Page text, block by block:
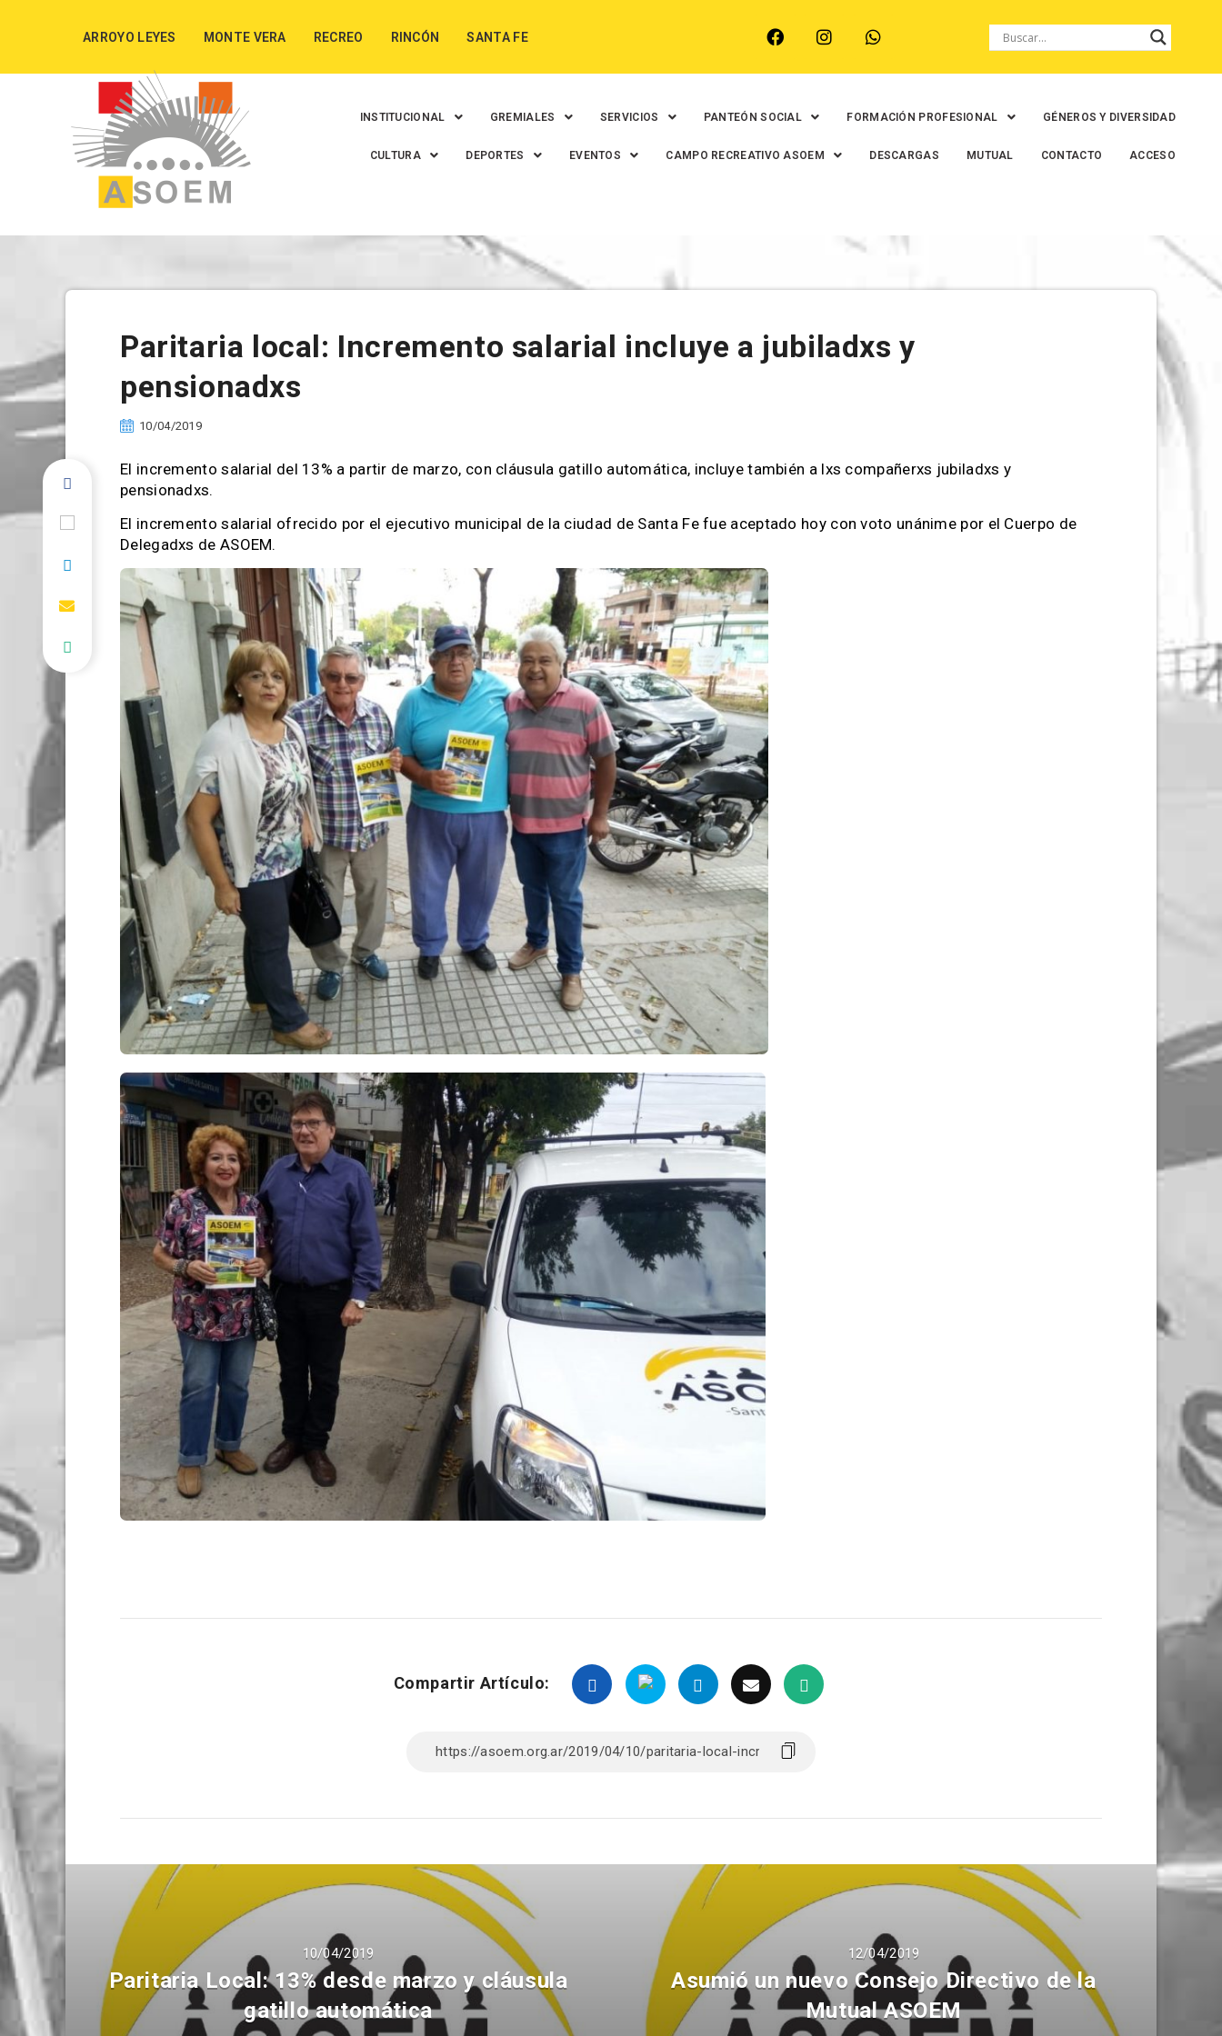
ARROYO LEYES MONTE VERA RECREO RINCÓN SANTA FE
INSTITUCIONAL GREMIALES SERVICIOS PANTEÓN SOCIAL FORMACIÓN PROFESIONAL GÉNEROS Y DIVERSIDAD
CULTURA DEPORTES EVENTOS CAMPO RECREATIVO ASOEM DESCARGAS MUTUAL CONTACTO ACCESO
Paritaria local: Incremento salarial incluye a jubiladxs y
pensionadxs
10/04/2019
El incremento salarial del 13% a partir de marzo, con cláusula gatillo automática, incluye también a lxs compañerxs jubiladxs y
pensionadxs.
El incremento salarial ofrecido por el ejecutivo municipal de la ciudad de Santa Fe fue aceptado hoy con voto unánime por el Cuerpo de
Delegadxs de ASOEM.
Compartir Artículo:
10/04/2019
Paritaria Local: 13% desde marzo y cláusula
gatillo automática
12/04/2019
Asumió un nuevo Consejo Directivo de la
Mutual ASOEM